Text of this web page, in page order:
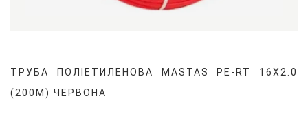
ТРУБА ПОЛІЕТИЛЕНОВА MASTAS PE-RT 16X2.0
(200М) ЧЕРВОНА